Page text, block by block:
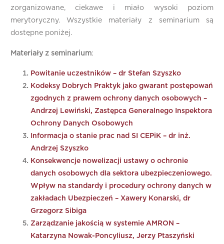
zorganizowane, ciekawe i miało wysoki poziom
merytoryczny. Wszystkie materiały z seminarium są
dostępne poniżej.
Materiały z seminarium:
Powitanie uczestników – dr Stefan Szyszko
Kodeksy Dobrych Praktyk jako gwarant postępowań
zgodnych z prawem ochrony danych osobowych –
Andrzej Lewiński, Zastępca Generalnego Inspektora
Ochrony Danych Osobowych
Informacja o stanie prac nad SI CEPiK – dr inż.
Andrzej Szyszko
Konsekwencje nowelizacji ustawy o ochronie
danych osobowych dla sektora ubezpieczeniowego.
Wpływ na standardy i procedury ochrony danych w
zakładach Ubezpieczeń – Xawery Konarski, dr
Grzegorz Sibiga
Zarządzanie jakością w systemie AMRON –
Katarzyna Nowak-Poncyliusz, Jerzy Ptaszyński